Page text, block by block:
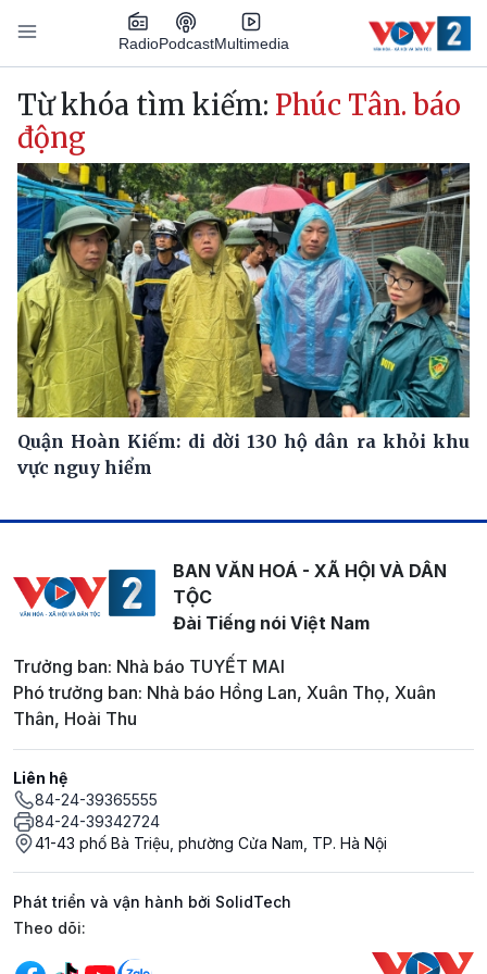
Nhảy đến nội dung
RadioPodcastMultimedia
Main navigation
Từ khóa tìm kiếm: Phúc Tân. báo
động
Quận Hoàn Kiếm: di dời 130 hộ dân ra khỏi khu
vực nguy hiểm
BAN VĂN HOÁ - XÃ HỘI VÀ DÂN
TỘC
Đài Tiếng nói Việt Nam
Trưởng ban: Nhà báo TUYẾT MAI
Phó trưởng ban: Nhà báo Hồng Lan, Xuân Thọ, Xuân
Thân, Hoài Thu
Liên hệ
84-24-39365555
84-24-39342724
41-43 phố Bà Triệu, phường Cửa Nam, TP. Hà Nội
Phát triển và vận hành bởi SolidTech
Mạng xã hội
Theo dõi: